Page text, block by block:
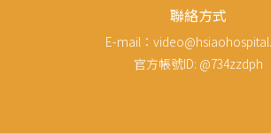
聯絡方式
E-mail：
官方帳號ID: @734zzdph